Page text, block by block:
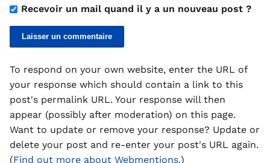
Recevoir un mail quand il y a un nouveau post ?
To respond on your own website, enter the URL of
your response which should contain a link to this
post's permalink URL. Your response will then
appear (possibly after moderation) on this page.
Want to update or remove your response? Update or
delete your post and re-enter your post's URL again.
(Find out more about Webmentions.)